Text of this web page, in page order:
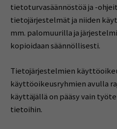
tietoturvasäännöstöä ja -
tietojärjestelmät ja niiden
mm. palomuurilla ja
kopioidaan säännöllisesti.
Tietojärjestelmien
käyttöoikeusryhmien avulla
käyttäjällä on pääsy vain
tietoihin.